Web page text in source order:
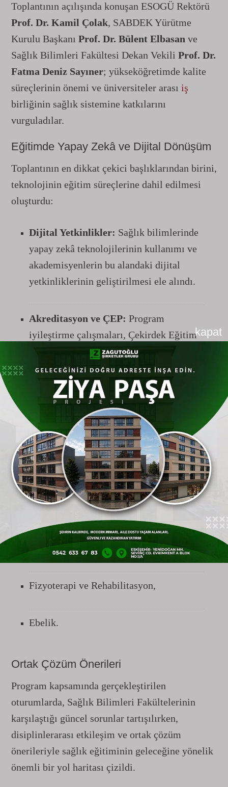
kapat
Toplantının açılışında konuşan ESOGÜ Rektörü
Prof. Dr. Kamil Çolak, SABDEK Yürütme
Kurulu Başkanı Prof. Dr. Bülent Elbasan ve
Sağlık Bilimleri Fakültesi Dekan Vekili Prof. Dr.
Fatma Deniz Sayıner; yükseköğretimde kalite
süreçlerinin önemi ve üniversiteler arası iş
birliğinin sağlık sistemine katkılarını
vurguladılar.
Eğitimde Yapay Zekâ ve Dijital Dönüşüm
Toplantının en dikkat çekici başlıklarından birini,
teknolojinin eğitim süreçlerine dahil edilmesi
oluşturdu:
Dijital Yetkinlikler: Sağlık bilimlerinde
yapay zekâ teknolojilerinin kullanımı ve
akademisyenlerin bu alandaki dijital
yetkinliklerinin geliştirilmesi ele alındı.
Akreditasyon ve ÇEP: Program
iyileştirme çalışmaları, Çekirdek Eğitim
Programı (ÇEP) uyum süreçleri ve
SABAK Tematik Analiz Raporu
detaylandırıldı.
Klinik Uygulamalarda Örnek Modeller
Toplantıda farklı disiplinlere yönelik spesifik
klinik uygulama eğitimi modelleri üzerinden
deneyim paylaşımı yapıldı:
Beslenme ve Diyetetik,
Hemşirelik,
Fizyoterapi ve Rehabilitasyon,
Ebelik.
Ortak Çözüm Önerileri
Program kapsamında gerçekleştirilen
oturumlarda, Sağlık Bilimleri Fakültelerinin
karşılaştığı güncel sorunlar tartışılırken,
disiplinlerarası etkileşim ve ortak çözüm
önerileriyle sağlık eğitiminin geleceğine yönelik
önemli bir yol haritası çizildi.